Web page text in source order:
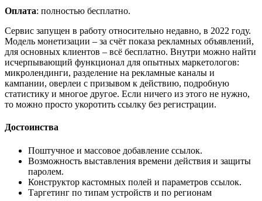
Оплата: полностью бесплатно.
Сервис запущен в работу относительно недавно, в 2022 году.
Модель монетизации – за счёт показа рекламных объявлений,
для основных клиентов – всё бесплатно. Внутри можно найти
исчерпывающий функционал для опытных маркетологов:
микролендинги, разделение на рекламные каналы и
кампании, оверлеи с призывом к действию, подробную
статистику и многое другое. Если ничего из этого не нужно,
то можно просто укоротить ссылку без регистрации.
Достоинства
Поштучное и массовое добавление ссылок.
Возможность выставления времени действия и защиты
паролем.
Конструктор кастомных полей и параметров ссылок.
Таргетинг по типам устройств и по регионам